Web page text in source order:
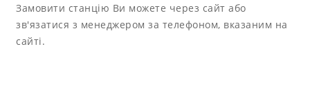
Замовити станцію Ви можете через сайт або
зв'язатися з менеджером за телефоном, вказаним на
сайті.